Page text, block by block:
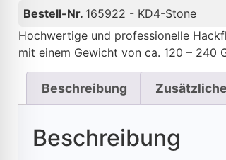
Bestell-Nr. 165922 - KD4-Stone
Hochwertige und professionelle
mit einem Gewicht von ca. 120 – 240
Beschreibung
Beschreibung